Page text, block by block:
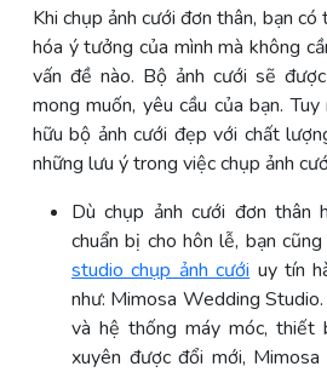
Khi chụp ảnh cưới đơn thân, bạn
hóa ý tưởng của mình mà không
vấn đề nào. Bộ ảnh cưới sẽ
mong muốn, yêu cầu của bạn.
hữu bộ ảnh cưới đẹp với chất
những lưu ý trong việc chụp ảnh
Dù chụp ảnh cưới đơn thân
chuẩn bị cho hôn lễ, bạn
studio chụp ảnh cưới uy tín
như: Mimosa Wedding
và hệ thống máy móc, thiết
xuyên được đổi mới,